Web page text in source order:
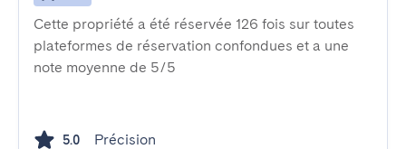
Cette propriété a été réservée 126 fois sur toutes
plateformes de réservation confondues et a une
note moyenne de 5/5
5.0 Précision